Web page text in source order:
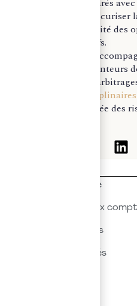
Actualités & veille
Commissariat aux
Droit des affaires
Droit des sociétés
documentés et déclarés
L’enjeu consiste à
apprécier l’opportunité
les risques déclaratifs.
Le cabinet Quante
investisseurs et détenteurs
sécurisation de ces
expertises pluridisciplinaires
appréciation maîtrisée des